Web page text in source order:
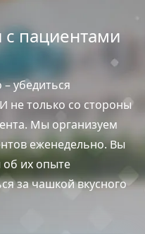
с пациентами
убедиться
не только со стороны
Мы организуем
еженедельно. Вы
об их опыте
за чашкой вкусного